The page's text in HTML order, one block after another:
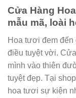
Cửa Hàng
mẫu mã, loài
Hoa tươi đem đến
điều tuyệt vời.
mình vào thiên
tuyệt đẹp. Tại
hoa tươi sự kiện